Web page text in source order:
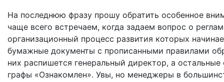
На последнюю фразу прошу обратить особенное
чаще всего встречаем, когда задаем вопрос о
организационный процесс развития которых
бумажные документы с прописанными правилами
них распишется генеральный директор, а
графы «Ознакомлен». Увы, но менеджеры в